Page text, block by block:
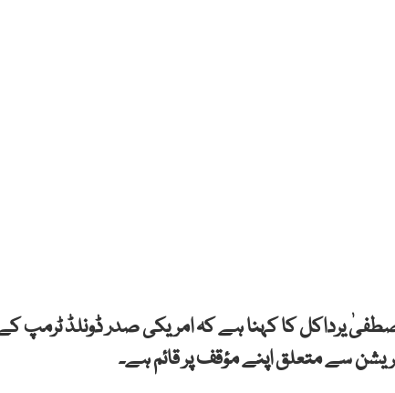
یرداکل کا کہنا ہے کہ امریکی صدر ڈونلڈ ٹرمپ
سے متعلق اپنے مؤقف پر قائم ہے۔